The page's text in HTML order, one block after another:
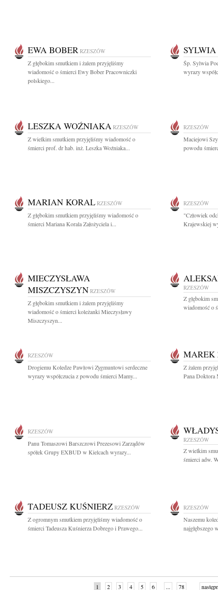
EWA BOBER RZESZÓW
Z głębokim smutkiem i żalem przyjęliśmy
wiadomość o śmierci Ewy Bober Pracowniczki
polskiego...
Śp. Sylwia
wyrazy
LESZKA WOŹNIAKA RZESZÓW
Z wielkim smutkiem przyjęliśmy wiadomość o
śmierci prof. dr hab. inż. Leszka Woźniaka...
RZESZÓW
Maciejowi
powodu
MARIAN KORAL RZESZÓW
Z głębokim smutkiem przyjęliśmy wiadomość o
śmierci Mariana Korala Założyciela i...
RZESZÓW
"Człowiek
Krajewskiej
MIECZYSŁAWA
MISZCZYSZYN RZESZÓW
Z głębokim smutkiem i żalem przyjęliśmy
wiadomość o śmierci koleżanki Mieczysławy
Miszczyszyn...
RZESZÓW
Z głębokim
wiadomość o
RZESZÓW
Drogiemu Koledze Pawłowi Zygmuntowi serdeczne
wyrazy współczucia z powodu śmierci Mamy...
MAREK
Z żalem
Pana Doktora
RZESZÓW
Panu Tomaszowi Barszczowi Prezesowi Zarządów
spółek Grupy EXBUD w Kielcach wyrazy...
RZESZÓW
Z wielkim
śmierci adw.
TADEUSZ KUŚNIERZ RZESZÓW
Z ogromnym smutkiem przyjęliśmy wiadomość o
śmierci Tadeusza Kuśnierza Dobrego i Prawego...
RZESZÓW
Naszemu
najgłębszego
1 2 3 4 5 6 ... 78